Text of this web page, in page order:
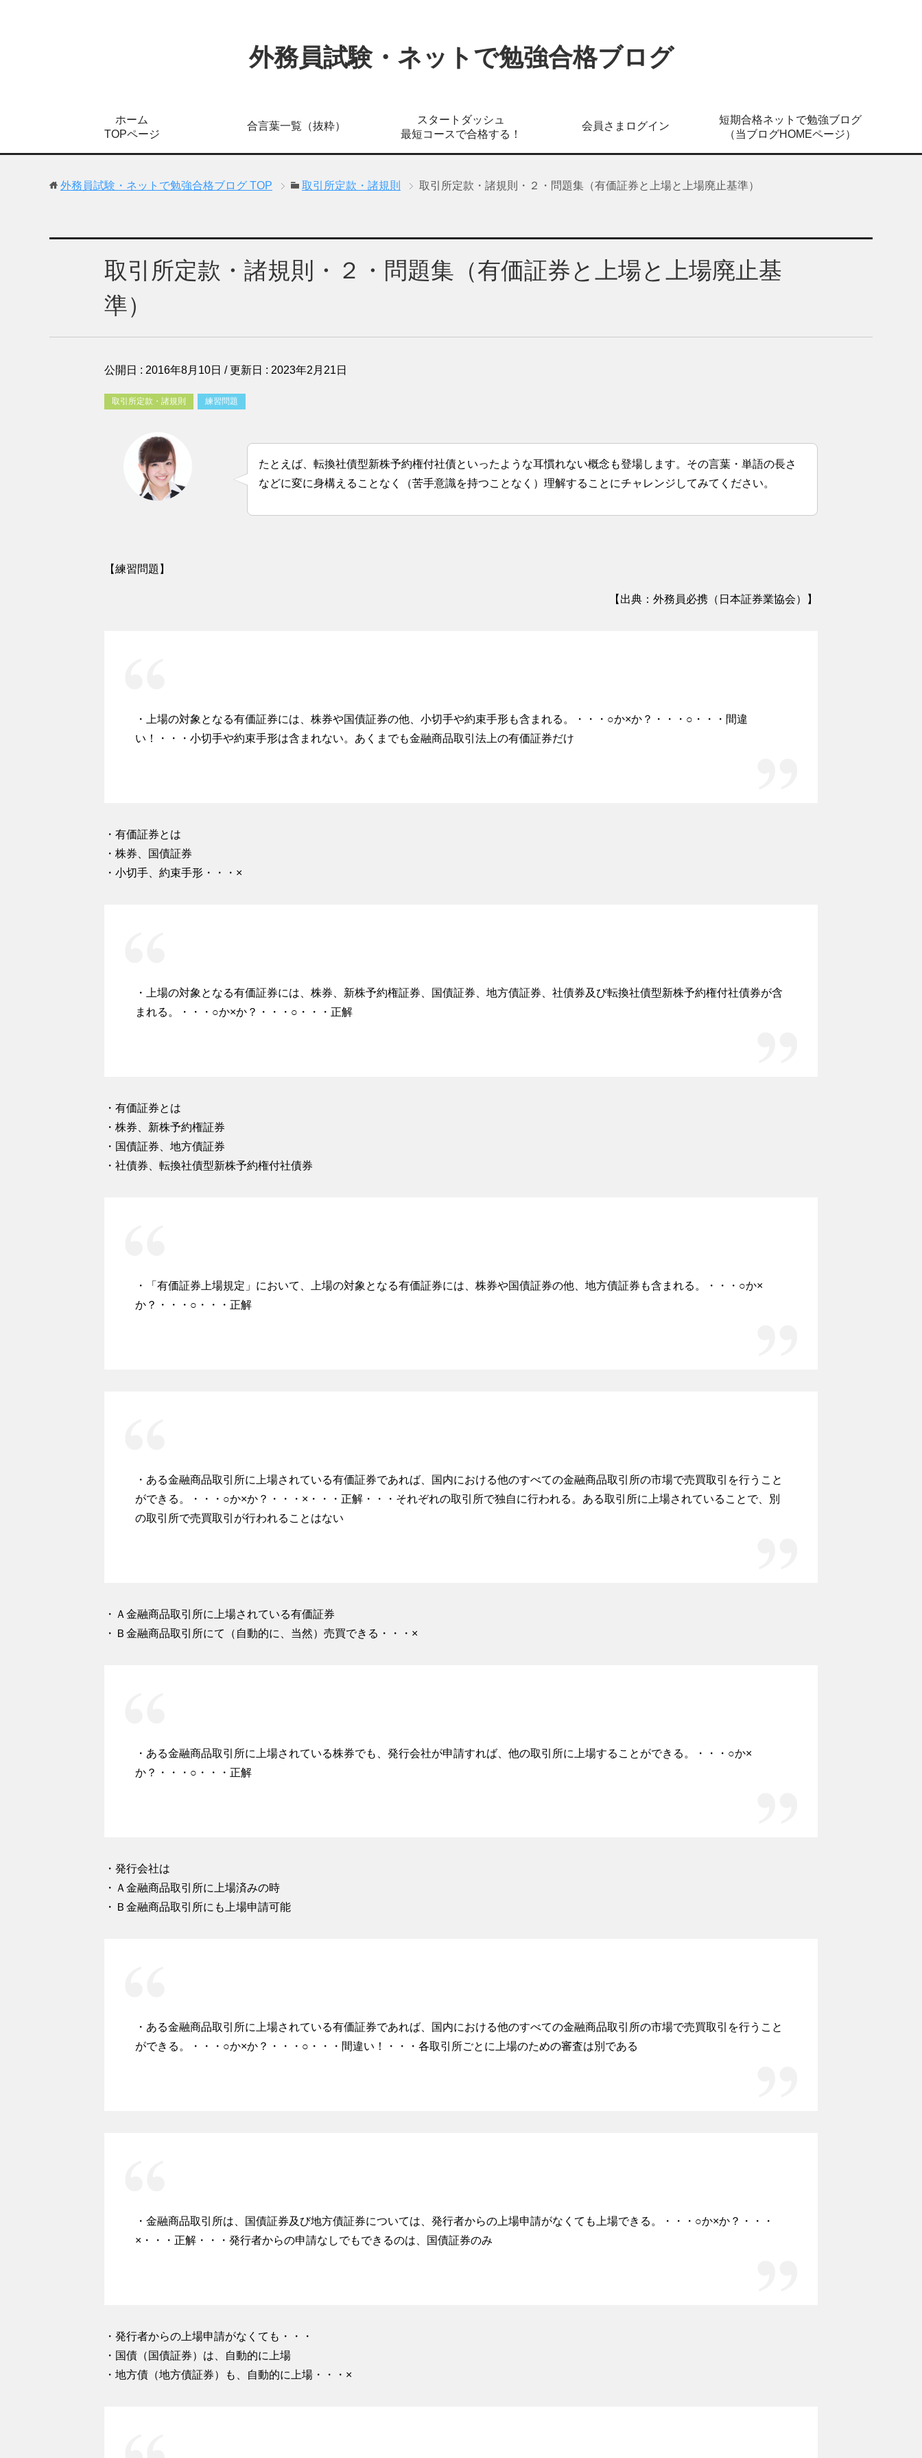
外務員試験・ネットで勉強合格ブログ
ホーム
TOPページ
合言葉一覧（抜粋）
スタートダッシュ
最短コースで合格する！
会員さまログイン
短期合格ネットで勉強ブログ
（当ブログHOMEページ）
外務員試験・ネットで勉強合格ブログ TOP 取引所定款・諸規則 取引所定款・諸規則・２・問題集（有価証券と上場と上場廃止基準）
取引所定款・諸規則・２・問題集（有価証券と上場と上場廃止基
準）
公開日 : 2016年8月10日 / 更新日 : 2023年2月21日
取引所定款・諸規則 練習問題
たとえば、転換社債型新株予約権付社債といったような耳慣れない概念も登場します。その言葉・単語の長さ
などに変に身構えることなく（苦手意識を持つことなく）理解することにチャレンジしてみてください。
【練習問題】
【出典：外務員必携（日本証券業協会）】
・上場の対象となる有価証券には、株券や国債証券の他、小切手や約束手形も含まれる。・・・○か×か？・・・○・・・間違
い！・・・小切手や約束手形は含まれない。あくまでも金融商品取引法上の有価証券だけ
・有価証券とは
・株券、国債証券
・小切手、約束手形・・・×
・上場の対象となる有価証券には、株券、新株予約権証券、国債証券、地方債証券、社債券及び転換社債型新株予約権付社債券が含
まれる。・・・○か×か？・・・○・・・正解
・有価証券とは
・株券、新株予約権証券
・国債証券、地方債証券
・社債券、転換社債型新株予約権付社債券
・「有価証券上場規定」において、上場の対象となる有価証券には、株券や国債証券の他、地方債証券も含まれる。・・・○か×
か？・・・○・・・正解
・ある金融商品取引所に上場されている有価証券であれば、国内における他のすべての金融商品取引所の市場で売買取引を行うこと
ができる。・・・○か×か？・・・×・・・正解・・・それぞれの取引所で独自に行われる。ある取引所に上場されていることで、別
の取引所で売買取引が行われることはない
・Ａ金融商品取引所に上場されている有価証券
・Ｂ金融商品取引所にて（自動的に、当然）売買できる・・・×
・ある金融商品取引所に上場されている株券でも、発行会社が申請すれば、他の取引所に上場することができる。・・・○か×
か？・・・○・・・正解
・発行会社は
・Ａ金融商品取引所に上場済みの時
・Ｂ金融商品取引所にも上場申請可能
・ある金融商品取引所に上場されている有価証券であれば、国内における他のすべての金融商品取引所の市場で売買取引を行うこと
ができる。・・・○か×か？・・・○・・・間違い！・・・各取引所ごとに上場のための審査は別である
・金融商品取引所は、国債証券及び地方債証券については、発行者からの上場申請がなくても上場できる。・・・○か×か？・・・
×・・・正解・・・発行者からの申請なしでもできるのは、国債証券のみ
・発行者からの上場申請がなくても・・・
・国債（国債証券）は、自動的に上場
・地方債（地方債証券）も、自動的に上場・・・×